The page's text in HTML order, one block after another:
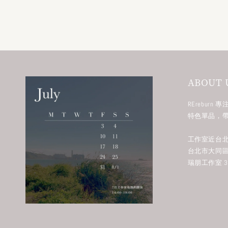
ABOUT
REreburn 專
特色單品，
工作室近台
台北市大同
瑞朋工作室